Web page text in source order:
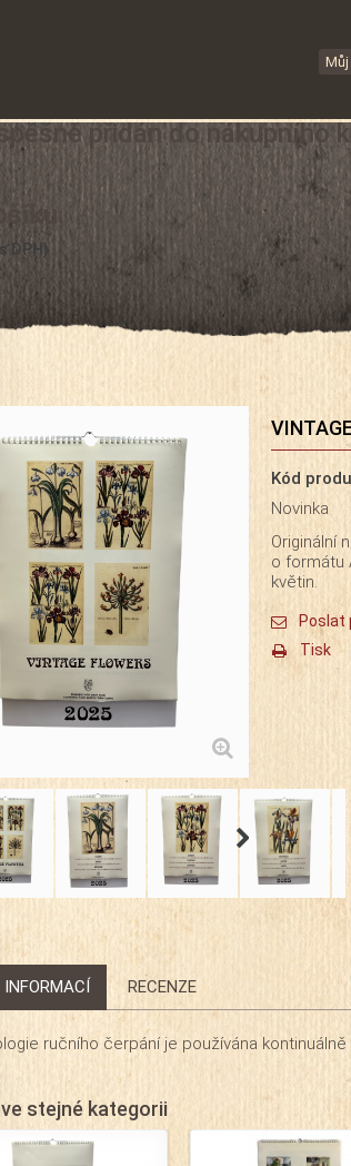
přidán do nákupního
DPH)
Kód
Novinka
Originální
o formátu
květin.
Poslat
Tisk
INFORMACÍ RECENZE
ručního čerpání je používána kontinuálně
stejné kategorii